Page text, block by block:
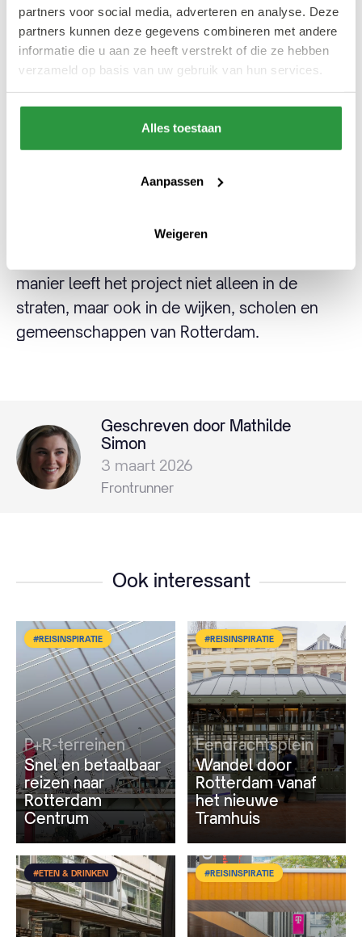
partners voor social media, adverteren en analyse. Deze
partners kunnen deze gegevens combineren met andere
informatie die u aan ze heeft verstrekt of die ze hebben
verzameld op basis van uw gebruik van hun services.
Alles toestaan
Aanpassen
Weigeren
route tijdelijk afgesloten voor verkeer.
Meer dan een parade
Naast de publieke optredens in het centrum
educatief programma voor basisscholen,
en andere activiteiten die het gesprek over
manier leeft het project niet alleen in de
straten, maar ook in de wijken, scholen en
gemeenschappen van Rotterdam.
Geschreven door Mathilde
Simon
3 maart 2026
Frontrunner
Ook interessant
#REISINSPIRATIE
P+R-terreinen
Snel en betaalbaar
reizen naar
Rotterdam
Centrum
#REISINSPIRATIE
Eendrachtsplein
Wandel door
Rotterdam vanaf
het nieuwe
Tramhuis
#ETEN & DRINKEN #REISINSPIRATIE